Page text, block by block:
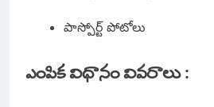
పాస్పోర్ట్ పోటోలు
ఎంపిక విధానం వివరాలు :